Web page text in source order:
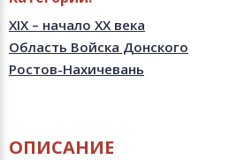
XIX – начало XX века
Область Войска Донского
Ростов-Нахичевань
ОПИСАНИЕ